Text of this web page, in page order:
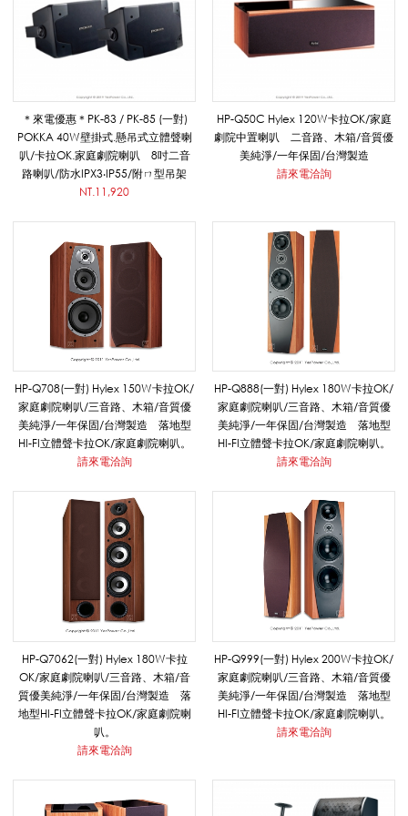
/
H
y
x
_
卡
O
K
＊來電優惠＊PK-83 / PK-85 (一對)
POKKA 40W壁掛式.懸吊式立體聲喇
叭/卡拉OK.家庭劇院喇叭 8吋二音
路喇叭/防水IPX3‧IP55/附ㄇ型吊架
NT.11,920
HP-Q50C Hylex 120W卡拉OK/家庭
劇院中置喇叭 二音路、木箱/音質優
美純淨/一年保固/台灣製造
請來電洽詢
HP-Q708(一對) Hylex 150W卡拉OK/
家庭劇院喇叭/三音路、木箱/音質優
美純淨/一年保固/台灣製造 落地型
HI-FI立體聲卡拉OK/家庭劇院喇叭。
請來電洽詢
HP-Q888(一對) Hylex 180W卡拉OK/
家庭劇院喇叭/三音路、木箱/音質優
美純淨/一年保固/台灣製造 落地型
HI-FI立體聲卡拉OK/家庭劇院喇叭。
請來電洽詢
HP-Q7062(一對) Hylex 180W卡拉
OK/家庭劇院喇叭/三音路、木箱/音
質優美純淨/一年保固/台灣製造 落
地型HI-FI立體聲卡拉OK/家庭劇院喇
叭。
請來電洽詢
HP-Q999(一對) Hylex 200W卡拉OK/
家庭劇院喇叭/三音路、木箱/音質優
美純淨/一年保固/台灣製造 落地型
HI-FI立體聲卡拉OK/家庭劇院喇叭。
請來電洽詢